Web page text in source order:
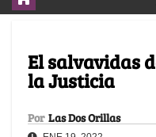
El salvavidas
la Justicia
Por Las Dos Orillas